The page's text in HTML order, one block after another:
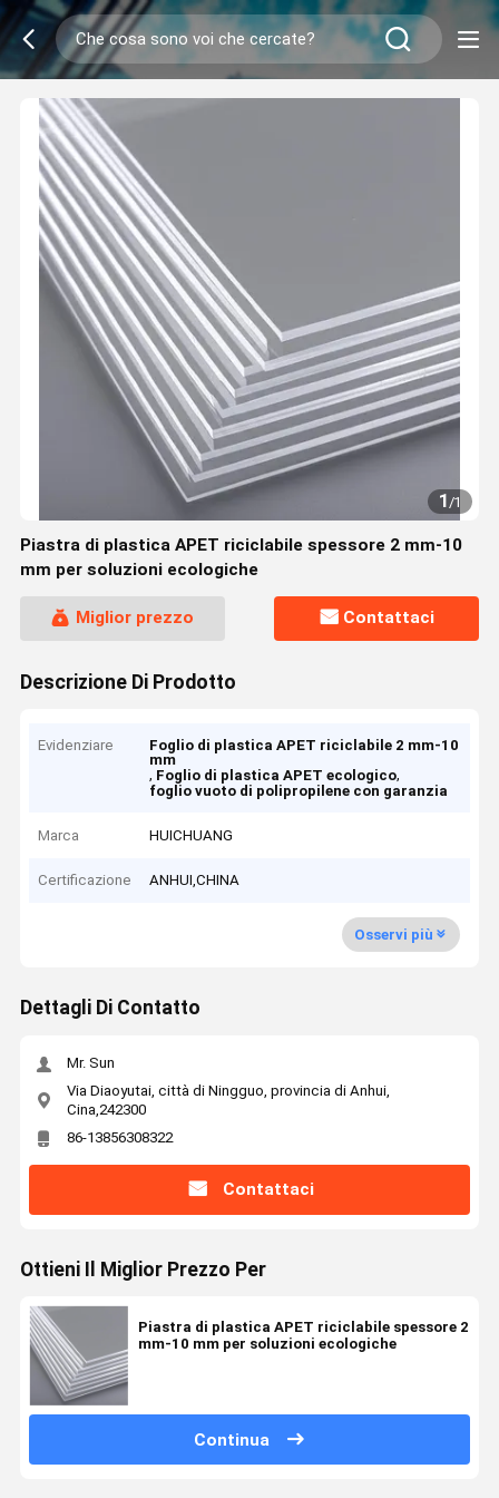
1/1
Piastra di plastica APET riciclabile spessore 2 mm-10
mm per soluzioni ecologiche
Miglior prezzo Contattaci
Descrizione Di Prodotto
Evidenziare
Foglio di plastica APET riciclabile 2 mm-10
mm
, Foglio di plastica APET ecologico,
foglio vuoto di polipropilene con garanzia
Marca HUICHUANG
Certificazione ANHUI,CHINA
Osservi più
Dettagli Di Contatto
Mr. Sun
Via Diaoyutai, città di Ningguo, provincia di Anhui,
Cina,242300
86-13856308322
Contattaci
Ottieni Il Miglior Prezzo Per
Piastra di plastica APET riciclabile spessore 2
mm-10 mm per soluzioni ecologiche
Continua